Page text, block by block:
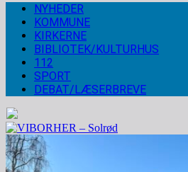
NYHEDER
KOMMUNE
KIRKERNE
BIBLIOTEK/KULTURHUS
112
SPORT
DEBAT/LÆSERBREVE